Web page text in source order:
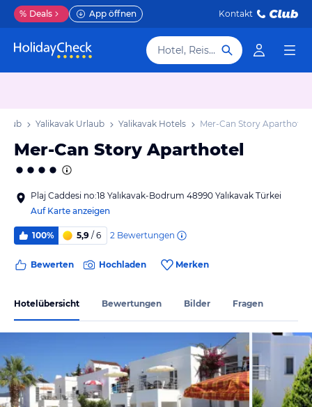
% Deals App öffnen Kontakt
Hotel, Reiseziel
Yalikavak Urlaub Yalikavak Hotels Mer-Can Story Aparthotel
Mer-Can Story Aparthotel
Plaj Caddesi no:18 Yalıkavak-Bodrum 48990 Yalıkavak Türkei
Auf Karte anzeigen
100% 5,9 / 6 2 Bewertungen
Bewerten Hochladen Merken
Hotelübersicht Bewertungen Bilder Fragen